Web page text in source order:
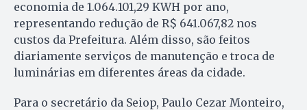
economia de 1.064.101,29 KWH por ano,
representando redução de R$ 641.067,82 nos
custos da Prefeitura. Além disso, são feitos
diariamente serviços de manutenção e troca de
luminárias em diferentes áreas da cidade.
Para o secretário da Seiop, Paulo Cezar Monteiro,